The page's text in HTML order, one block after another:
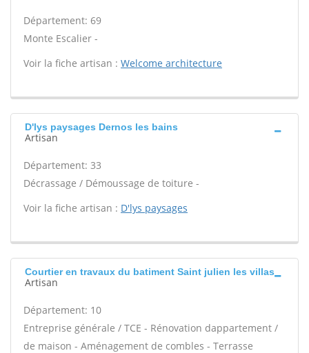
Département: 69
Monte Escalier -
Voir la fiche artisan : Welcome architecture
D'lys paysages Dernos les bains
Artisan
Département: 33
Décrassage / Démoussage de toiture -
Voir la fiche artisan : D'lys paysages
Courtier en travaux du batiment Saint julien les villas
Artisan
Département: 10
Entreprise générale / TCE - Rénovation dappartement /
de maison - Aménagement de combles - Terrasse